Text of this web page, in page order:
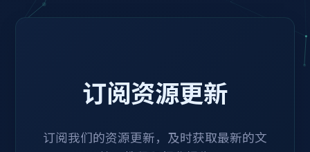
订阅资源更新
订阅我们的资源更新，及时获取最新的文